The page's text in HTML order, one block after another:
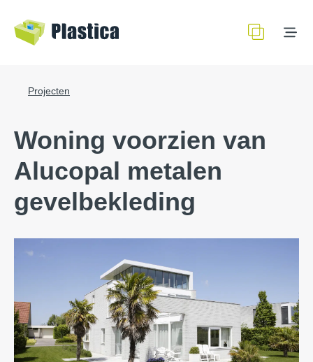
Projecten
Woning voorzien van
Alucopal metalen
gevelbekleding